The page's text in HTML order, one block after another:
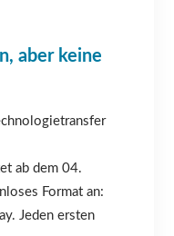
aber keine
ab dem 04.
Format an:
Jeden ersten